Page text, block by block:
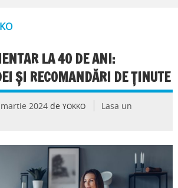
LA 40 DE ANI:
ȘI RECOMANDĂRI DE ȚINUTE
2024de YOKKO
Lasa un